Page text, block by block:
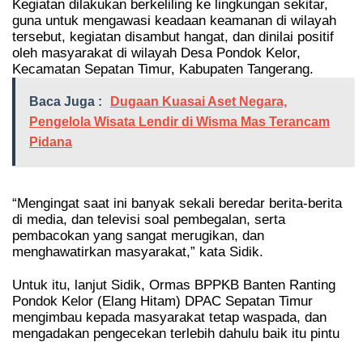
Kegiatan dilakukan berkeliling ke lingkungan sekitar,
guna untuk mengawasi keadaan keamanan di wilayah
tersebut, kegiatan disambut hangat, dan dinilai positif
oleh masyarakat di wilayah Desa Pondok Kelor,
Kecamatan Sepatan Timur, Kabupaten Tangerang.
Baca Juga :
Dugaan Kuasai Aset Negara,
Pengelola Wisata Lendir di Wisma Mas Terancam
Pidana
“Mengingat saat ini banyak sekali beredar berita-berita
di media, dan televisi soal pembegalan, serta
pembacokan yang sangat merugikan, dan
menghawatirkan masyarakat,” kata Sidik.
Untuk itu, lanjut Sidik, Ormas BPPKB Banten Ranting
Pondok Kelor (Elang Hitam) DPAC Sepatan Timur
mengimbau kepada masyarakat tetap waspada, dan
mengadakan pengecekan terlebih dahulu baik itu pintu